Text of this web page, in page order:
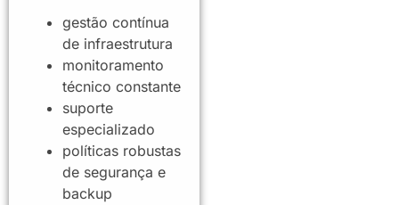
gestão contínua
de infraestrutura
monitoramento
técnico constante
suporte
especializado
políticas robustas
de segurança e
backup